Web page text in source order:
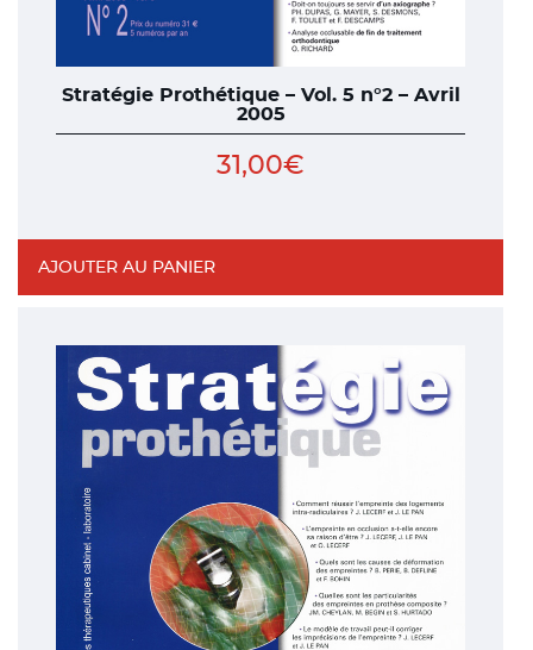
Stratégie Prothétique – Vol. 5 n°2 – Avril
2005
31,00€
AJOUTER AU PANIER